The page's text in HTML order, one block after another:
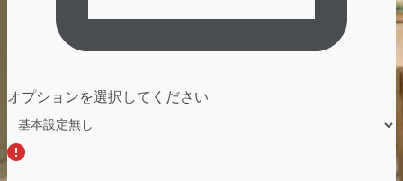
オプションを選択してください